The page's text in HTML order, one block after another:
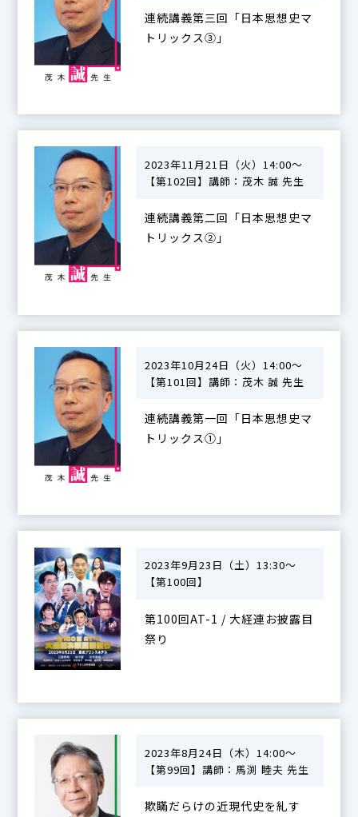
連続講義第三回「日本思想史マ
トリックス③」
2023年11月21日（火）14:00～
【第102回】講師：茂木 誠 先生
連続講義第二回「日本思想史マ
トリックス②」
2023年10月24日（火）14:00～
【第101回】講師：茂木 誠 先生
連続講義第一回「日本思想史マ
トリックス①」
2023年9月23日（土）13:30〜
【第100回】
第100回AT-1 / 大経連お披露目
祭り
2023年8月24日（木）14:00～
【第99回】講師：馬渕 睦夫 先生
欺瞞だらけの近現代史を糺す